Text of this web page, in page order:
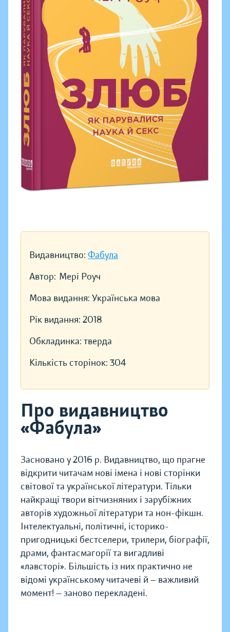
Видавництво: Фабула
Автор: Мері Роуч
Мова видання: Українська мова
Рік видання: 2018
Обкладинка: тверда
Кількість сторінок: 304
Про видавництво
«Фабула»
Засновано у 2016 р. Видавництво, що прагне
відкрити читачам нові імена і нові сторінки
світової та української літератури. Тільки
найкращі твори вітчизняних і зарубіжних
авторів художньої літератури та нон-фікшн.
Інтелектуальні, політичні, історико-
пригодницькі бестселери, трилери, біографії,
драми, фантасмагорії та вигадливі
«лавсторі». Більшість із них практично не
відомі українському читачеві й — важливий
момент! — заново перекладені.